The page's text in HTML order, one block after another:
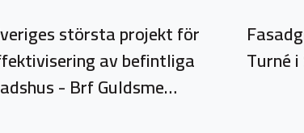
största projekt för
av befintliga
- Brf Guldsme…
Turné